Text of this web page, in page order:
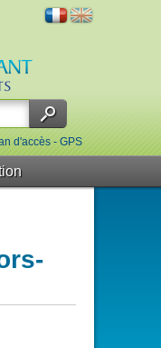
d'accès - GPS